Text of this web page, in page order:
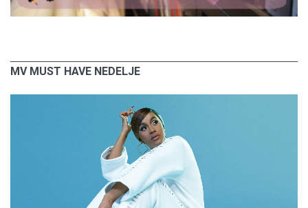
MV MUST HAVE NEDELJE